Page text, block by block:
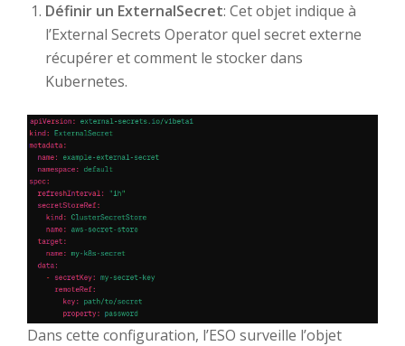
Définir un ExternalSecret: Cet objet indique à
l’External Secrets Operator quel secret externe
récupérer et comment le stocker dans
Kubernetes.
Dans cette configuration, l’ESO surveille l’objet